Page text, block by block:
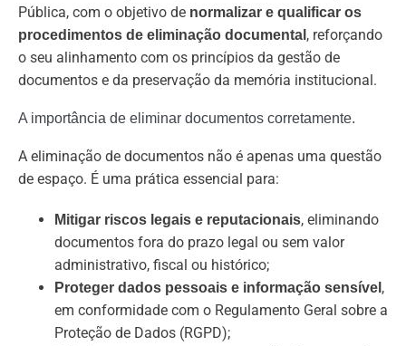
Pública, com o objetivo de normalizar e qualificar os
procedimentos de eliminação documental , reforçando
o seu alinhamento com os princípios da gestão de
documentos e da preservação da memória institucional.
A importância de eliminar documentos corretamente.
A eliminação de documentos não é apenas uma questão
de espaço. É uma prática essencial para:
Mitigar riscos legais e reputacionais, eliminando
documentos fora do prazo legal ou sem valor
administrativo, fiscal ou histórico;
Proteger dados pessoais e informação sensível ,
em conformidade com o Regulamento Geral sobre a
Proteção de Dados (RGPD);